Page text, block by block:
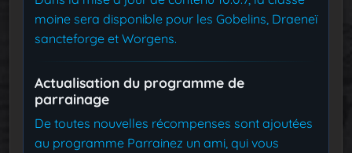
moine sera disponible pour les Gobelins, Draeneï
sancteforge et Worgens.
Actualisation du programme de
parrainage
De toutes nouvelles récompenses sont ajoutées
au programme Parrainez un ami, qui vous